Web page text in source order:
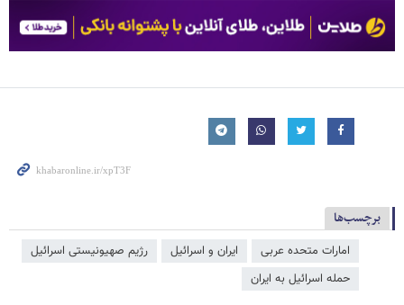
برچسب‌ها
امارات متحده عربی ایران و اسرائیل
رژیم صهیونیستی اسرائیل
حمله اسرائیل به ایران